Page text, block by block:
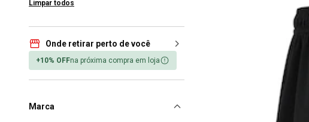
Limpar todos
Onde retirar perto de você
+10% OFFna próxima compra em loja
Marca